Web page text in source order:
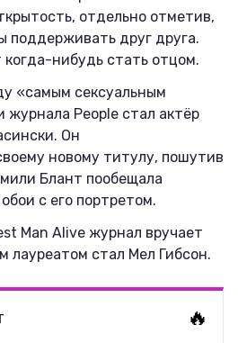
отдельно отметив,
поддерживать друг друга.
нибудь стать отцом.
«самым сексуальным
People стал актёр
Он
новому титулу, пошутив
Блант пообещала
с его портретом.
Man Alive журнал вручает
лауреатом стал Мел Гибсон.
🔥